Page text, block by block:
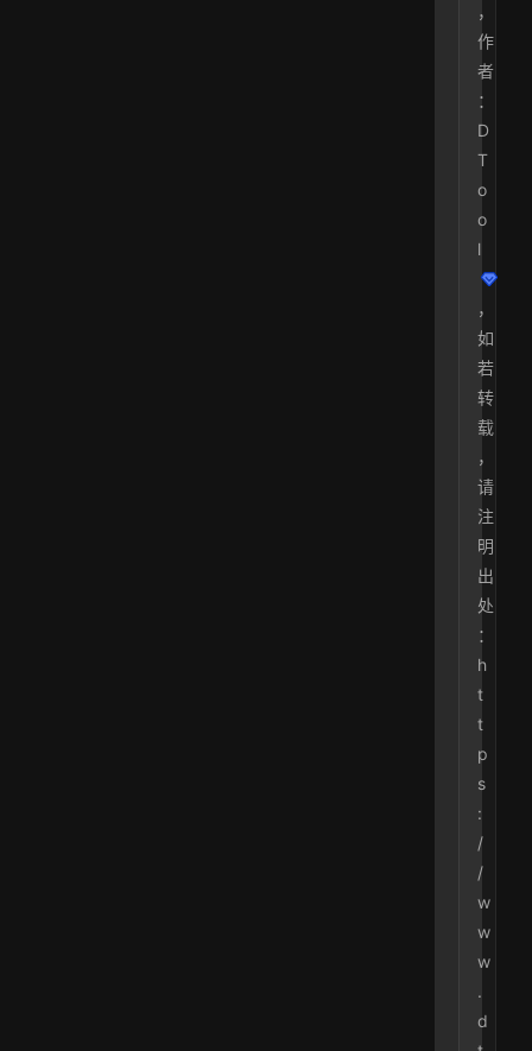
，
作
者
：
D
T
o
o
l
，
如
若
转
载
，
请
注
明
出
处
：
h
t
t
p
s
:
/
/
w
w
w
.
d